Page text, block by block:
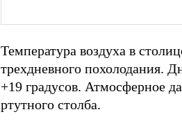
Температура воздуха в
трехдневного похолодания.
+19 градусов. Атмосферное
ртутного столба.